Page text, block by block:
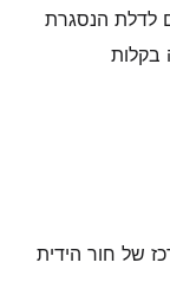
לדלת הנסגרת
בקלות
של חור הידית